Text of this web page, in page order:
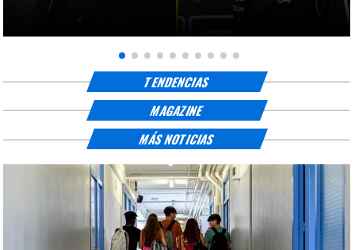
TENDENCIAS
MAGAZINE
MÁS NOTICIAS